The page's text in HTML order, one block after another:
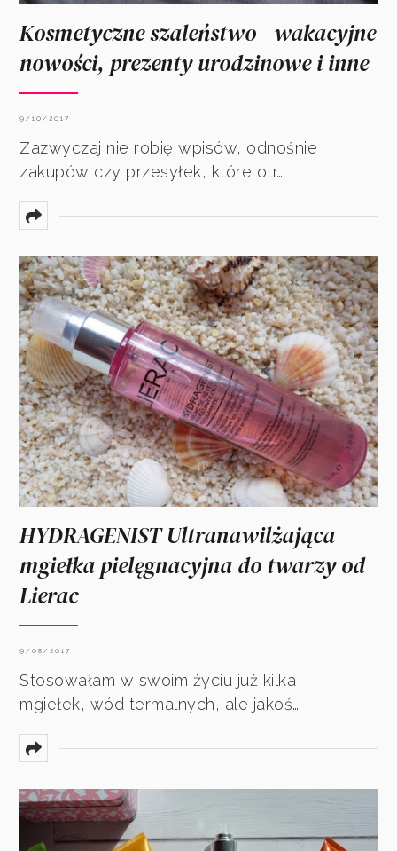
Kosmetyczne szaleństwo - wakacyjne
nowości, prezenty urodzinowe i inne
9/10/2017
Zazwyczaj nie robię wpisów, odnośnie
zakupów czy przesyłek, które otr…
HYDRAGENIST Ultranawilżająca
mgiełka pielęgnacyjna do twarzy od
Lierac
9/08/2017
Stosowałam w swoim życiu już kilka
mgiełek, wód termalnych, ale jakoś…